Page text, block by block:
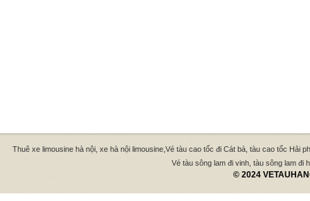
Thuê xe limousine hà nội, xe hà nội limousine,Vé tàu cao tốc đi Cát bà, tàu cao tốc Hải
Vé tàu sông lam đi vinh, tàu sông lam đi
© 2024